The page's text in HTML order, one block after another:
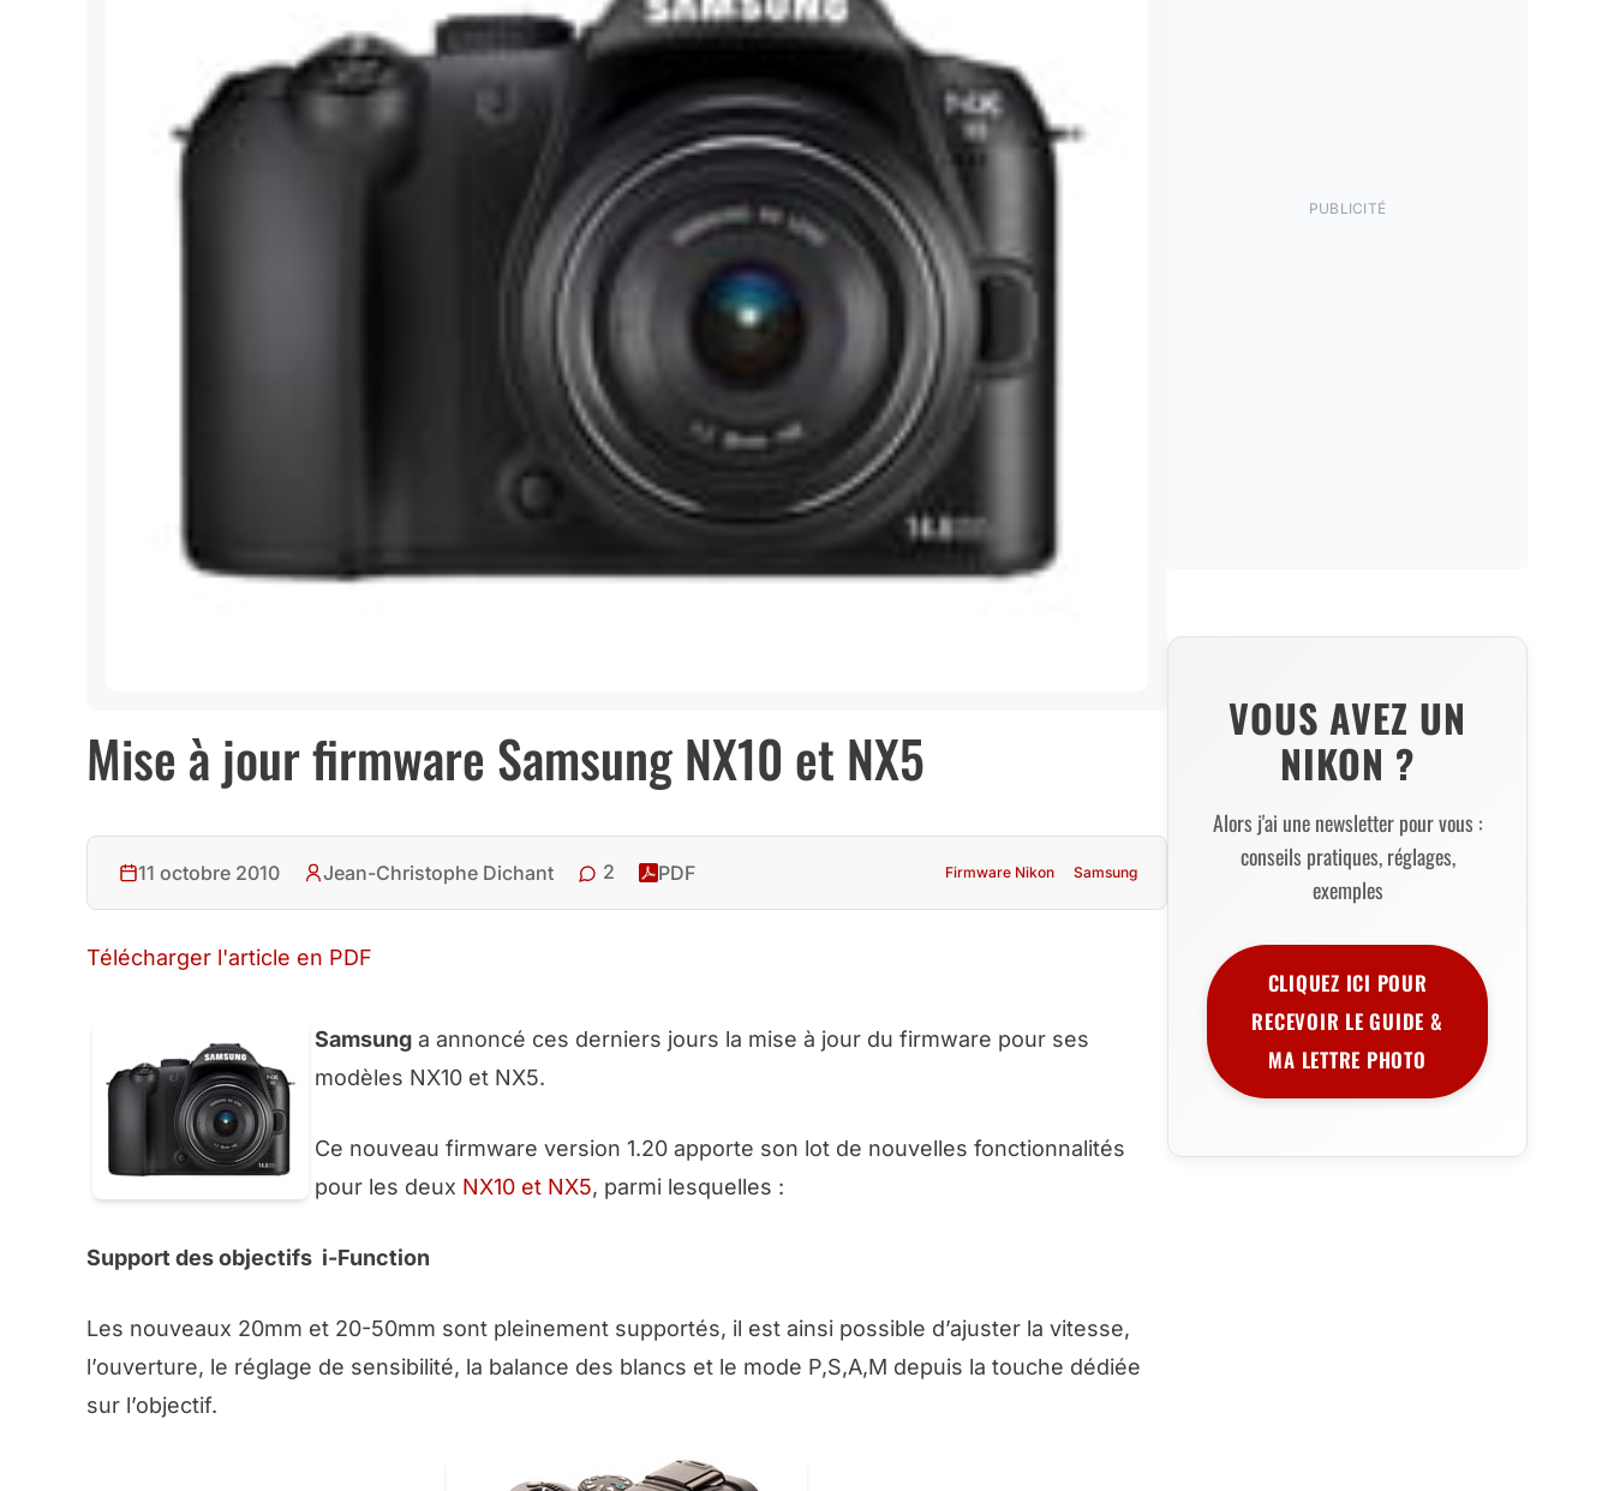
Mise à jour firmware Samsung NX10 et NX5
11 octobre 2010 Jean-Christophe Dichant 2 PDF Firmware Nikon Samsung
Télécharger l'article en PDF
Samsung a annoncé ces derniers jours la mise à jour du firmware pour ses
modèles NX10 et NX5.
Ce nouveau firmware version 1.20 apporte son lot de nouvelles fonctionnalités
pour les deux NX10 et NX5, parmi lesquelles :
Support des objectifs i-Function
Les nouveaux 20mm et 20-50mm sont pleinement supportés, il est ainsi possible d’ajuster la vitesse,
l’ouverture, le réglage de sensibilité, la balance des blancs et le mode P,S,A,M depuis la touche dédiée
sur l’objectif.
PUBLICITÉ
VOUS AVEZ UN
NIKON ?
Alors j'ai une newsletter pour vous :
conseils pratiques, réglages,
exemples
CLIQUEZ ICI POUR
RECEVOIR LE GUIDE &
MA LETTRE PHOTO